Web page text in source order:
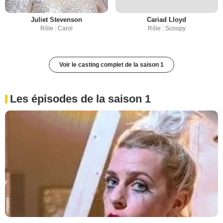
Juliet Stevenson
Rôle : Carol
Cariad Lloyd
Rôle : Scoopy
Voir le casting complet de la saison 1
Les épisodes de la saison 1